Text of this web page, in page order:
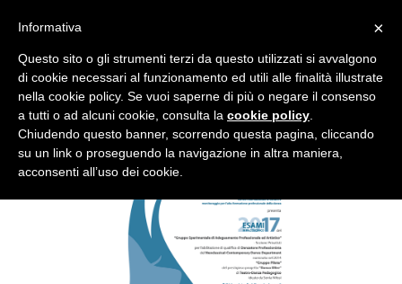
VOLTI DI DONNA
×
Informativa
Questo sito o gli strumenti terzi da questo utilizzati si avvalgono
di cookie necessari al funzionamento ed utili alle finalità illustrate
nella cookie policy. Se vuoi saperne di più o negare il consenso
a tutti o ad alcuni cookie, consulta la cookie policy
Chiudendo questo banner, scorrendo questa pagina, cliccando
su un link o proseguendo la navigazione in altra maniera,
acconsenti all’uso dei cookie.